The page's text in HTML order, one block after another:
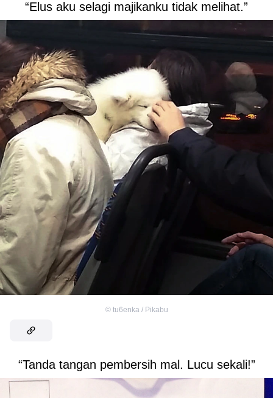
“Elus aku selagi majikanku tidak melihat.”
© tu6enka / Pikabu
“Tanda tangan pembersih mal. Lucu sekali!”